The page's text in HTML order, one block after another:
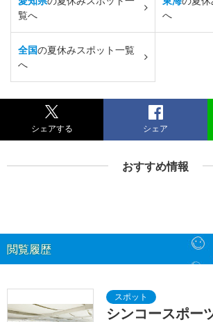
覧へ
へ
全国の夏休みスポット一覧
へ
シェアする シェア
おすすめ情報
閲覧履歴
シンコースポー